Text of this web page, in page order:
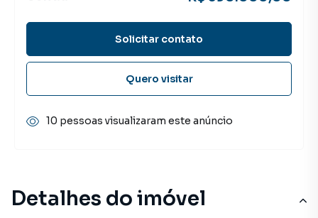
Detalhes do imóvel
Solicitar contato
Quero visitar
10 pessoas visualizaram este anúncio